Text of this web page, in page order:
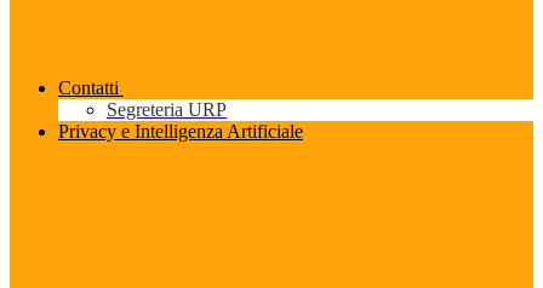
Contatti
Segreteria URP
Privacy e Intelligenza Artificiale